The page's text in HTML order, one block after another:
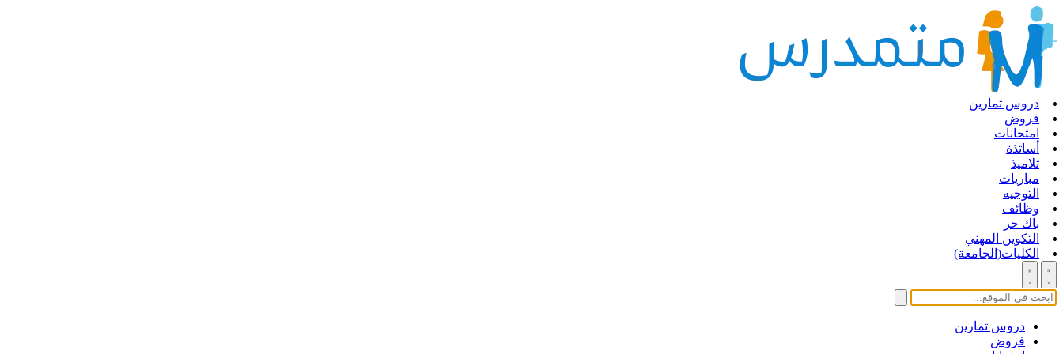
دروس تمارين
فروض
امتحانات
أساتذة
تلاميذ
مباريات
التوجيه
وظائف
باك حر
التكوين المهني
الكليات(الجامعة)
دروس تمارين
فروض